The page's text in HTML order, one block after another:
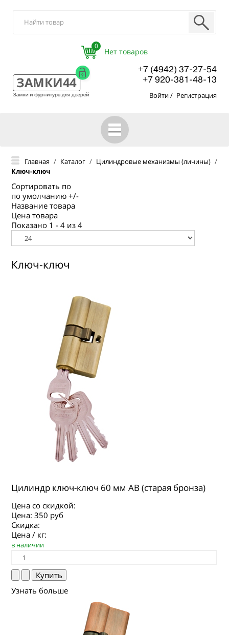
0
+7 (4942) 37-27-54
+7 920-381-48-13
Войти/ Регистрация
ГЛАВНАЯ
ГДЕ КУПИТЬ
Главная / Каталог / Цилиндровые механизмы (личины) /
Ключ-ключ
Сортировать по
по умолчанию +/-
Название товара
Цена товара
Показано 1 - 4 из 4
Ключ-ключ
Цилиндр ключ-ключ 60 мм AB (старая бронза)
Цена со скидкой:
Цена:350 руб
Скидка:
Цена / кг:
в наличии
Узнать больше